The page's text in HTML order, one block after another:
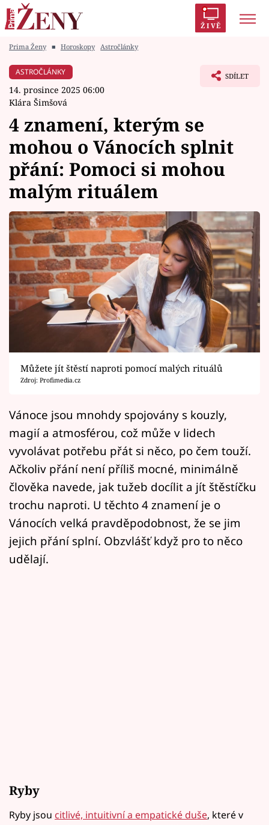
ŽIVĚ
Módní alarm
Témata
Celebrity
Vztahy
Seriály
Horoskopy
Sledujte prima+
Filmový festival Karlovy Vary
Pořady
Přihlášení
Sledujte nás
Prima Ženy ■ Horoskopy Astročlánky
ASTROČLÁNKY
14. prosince 2025 06:00
Klára Šimšová
SDÍLET
4 znamení, kterým se
mohou o Vánocích splnit
přání: Pomoci si mohou
malým rituálem
Můžete jít štěstí naproti pomocí malých rituálů
Zdroj: Profimedia.cz
Vánoce jsou mnohdy spojovány s kouzly,
magií a atmosférou, což může v lidech
vyvolávat potřebu přát si něco, po čem touží.
Ačkoliv přání není příliš mocné, minimálně
člověka navede, jak tužeb docílit a jít štěstíčku
trochu naproti. U těchto 4 znamení je o
Vánocích velká pravděpodobnost, že se jim
jejich přání splní. Obzvlášť když pro to něco
udělají.
Ryby
Ryby jsou citlivé, intuitivní a empatické duše, které v